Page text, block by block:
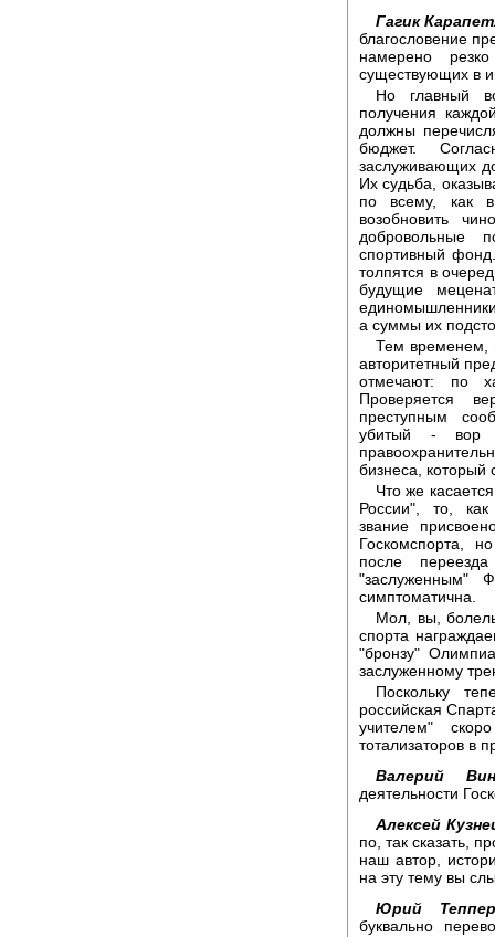
Гагик
благословение
намерено
существующих в
Но главный
получения
должны
бюджет.
заслуживающих
Их судьба,
по всему, как в
возобновить
добровольные
спортивный
толпятся в
будущие
единомышленники
а суммы их
Тем временем,
авторитетный
отмечают: по
Проверяется
преступным
убитый - вор
бизнеса, который
Что же
России", то, как
звание
Госкомспорта,
после
"заслуженным"
симптоматична.
Мол, вы,
спорта
"бронзу"
заслуженному
Поскольку
российская
учителем"
тотализаторов в
Валерий
деятельности
Алексей
по, так сказать,
наш автор,
на эту тему вы
Юрий
буквально